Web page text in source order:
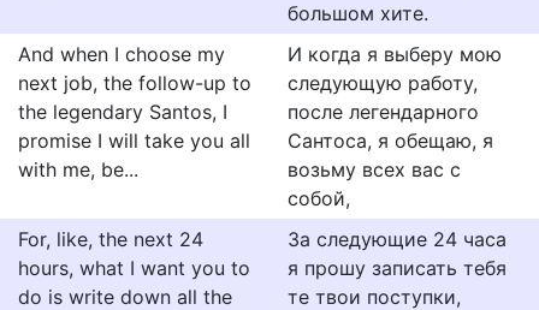
большом хите.
And when I choose my
next job, the follow-up to
the legendary Santos, I
promise I will take you all
with me, be...
И когда я выберу мою
следующую работу,
после легендарного
Сантоса, я обещаю, я
возьму всех вас с
собой,
For, like, the next 24
hours, what I want you to
do is write down all the
За следующие 24 часа
я прошу записать тебя
те твои поступки,